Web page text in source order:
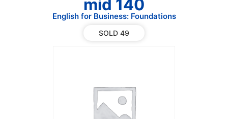
140 mid
English for Business: Foundations